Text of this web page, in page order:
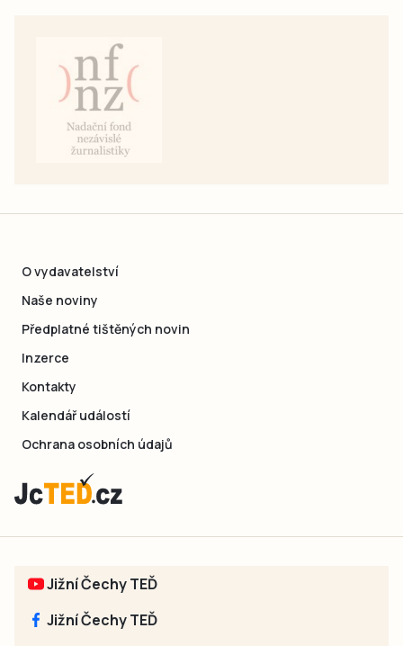
O vydavatelství
Naše noviny
Předplatné tištěných novin
Inzerce
Kontakty
Kalendář událostí
Ochrana osobních údajů
Jižní Čechy TEĎ
Jižní Čechy TEĎ